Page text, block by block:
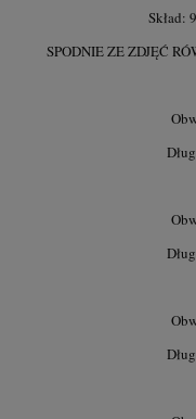
Skład:
SPODNIE ZE ZDJĘĆ